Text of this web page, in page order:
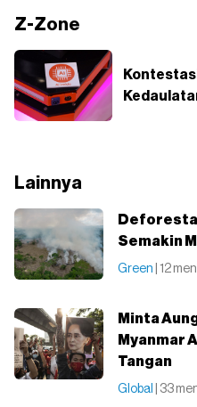
Z-Zone
Lainnya
Semakin
Green | 12
Minta
Myanmar
Tangan
Global | 33